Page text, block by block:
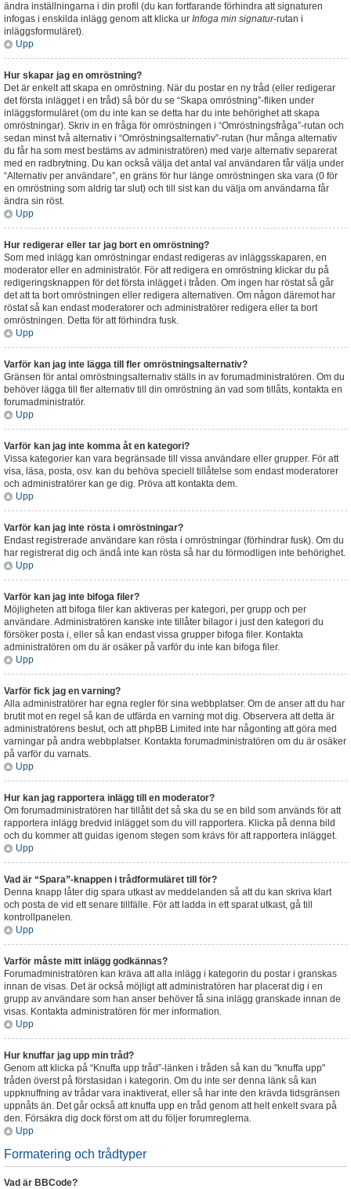
ändra inställningarna i din profil (du kan fortfarande förhindra att signaturen
infogas i enskilda inlägg genom att klicka ur Infoga min signatur-rutan i
inläggsformuläret).
Upp
Hur skapar jag en omröstning?
Det är enkelt att skapa en omröstning. När du postar en ny tråd (eller redigerar
det första inlägget i en tråd) så bör du se “Skapa omröstning”-fliken under
inläggsformuläret (om du inte kan se detta har du inte behörighet att skapa
omröstningar). Skriv in en fråga för omröstningen i “Omröstningsfråga”-rutan och
sedan minst två alternativ i “Omröstningsalternativ”-rutan (hur många alternativ
du får ha som mest bestäms av administratören) med varje alternativ separerat
med en radbrytning. Du kan också välja det antal val användaren får välja under
“Alternativ per användare”, en gräns för hur länge omröstningen ska vara (0 för
en omröstning som aldrig tar slut) och till sist kan du välja om användarna får
ändra sin röst.
Upp
Hur redigerar eller tar jag bort en omröstning?
Som med inlägg kan omröstningar endast redigeras av inläggsskaparen, en
moderator eller en administratör. För att redigera en omröstning klickar du på
redigeringsknappen för det första inlägget i tråden. Om ingen har röstat så går
det att ta bort omröstningen eller redigera alternativen. Om någon däremot har
röstat så kan endast moderatorer och administratörer redigera eller ta bort
omröstningen. Detta för att förhindra fusk.
Upp
Varför kan jag inte lägga till fler omröstningsalternativ?
Gränsen för antal omröstningsalternativ ställs in av forumadministratören. Om du
behöver lägga till fler alternativ till din omröstning än vad som tillåts, kontakta en
forumadministratör.
Upp
Varför kan jag inte komma åt en kategori?
Vissa kategorier kan vara begränsade till vissa användare eller grupper. För att
visa, läsa, posta, osv. kan du behöva speciell tillåtelse som endast moderatorer
och administratörer kan ge dig. Pröva att kontakta dem.
Upp
Varför kan jag inte rösta i omröstningar?
Endast registrerade användare kan rösta i omröstningar (förhindrar fusk). Om du
har registrerat dig och ändå inte kan rösta så har du förmodligen inte behörighet.
Upp
Varför kan jag inte bifoga filer?
Möjligheten att bifoga filer kan aktiveras per kategori, per grupp och per
användare. Administratören kanske inte tillåter bilagor i just den kategori du
försöker posta i, eller så kan endast vissa grupper bifoga filer. Kontakta
administratören om du är osäker på varför du inte kan bifoga filer.
Upp
Varför fick jag en varning?
Alla administratörer har egna regler för sina webbplatser. Om de anser att du har
brutit mot en regel så kan de utfärda en varning mot dig. Observera att detta är
administratörens beslut, och att phpBB Limited inte har någonting att göra med
varningar på andra webbplatser. Kontakta forumadministratören om du är osäker
på varför du varnats.
Upp
Hur kan jag rapportera inlägg till en moderator?
Om forumadministratören har tillåtit det så ska du se en bild som används för att
rapportera inlägg bredvid inlägget som du vill rapportera. Klicka på denna bild
och du kommer att guidas igenom stegen som krävs för att rapportera inlägget.
Upp
Vad är “Spara”-knappen i trådformuläret till för?
Denna knapp låter dig spara utkast av meddelanden så att du kan skriva klart
och posta de vid ett senare tillfälle. För att ladda in ett sparat utkast, gå till
kontrollpanelen.
Upp
Varför måste mitt inlägg godkännas?
Forumadministratören kan kräva att alla inlägg i kategorin du postar i granskas
innan de visas. Det är också möjligt att administratören har placerat dig i en
grupp av användare som han anser behöver få sina inlägg granskade innan de
visas. Kontakta administratören för mer information.
Upp
Hur knuffar jag upp min tråd?
Genom att klicka på “Knuffa upp tråd”-länken i tråden så kan du "knuffa upp"
tråden överst på förstasidan i kategorin. Om du inte ser denna länk så kan
uppknuffning av trådar vara inaktiverat, eller så har inte den krävda tidsgränsen
uppnåts än. Det går också att knuffa upp en tråd genom att helt enkelt svara på
den. Försäkra dig dock först om att du följer forumreglerna.
Upp
Formatering och trådtyper
Vad är BBCode?